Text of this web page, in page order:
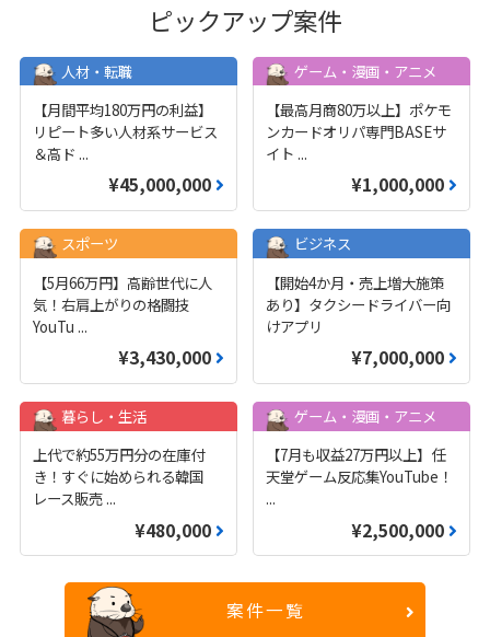
ピックアップ案件
人材・転職
【月間平均180万円の利益】
リピート多い人材系サービス
＆高ド ...
¥45,000,000
ゲーム・漫画・アニメ
【最高月商80万以上】ポケモ
ンカードオリパ専門BASEサ
イト ...
¥1,000,000
スポーツ
【5月66万円】高齢世代に人
気！右肩上がりの格闘技
YouTu ...
¥3,430,000
ビジネス
【開始4か月・売上増大施策
あり】タクシードライバー向
けアプリ
¥7,000,000
暮らし・生活
上代で約55万円分の在庫付
き！すぐに始められる韓国
レース販売 ...
¥480,000
ゲーム・漫画・アニメ
【7月も収益27万円以上】任
天堂ゲーム反応集YouTube！
...
¥2,500,000
案件一覧